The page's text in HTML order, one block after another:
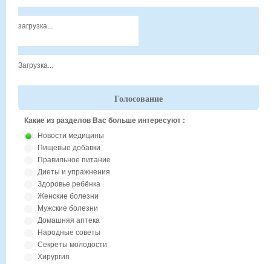
загрузка...
Загрузка...
Голосование
Какие из разделов Вас больше интересуют :
Новости медицины
Пищевые добавки
Правильное питание
Диеты и упражнения
Здоровье ребёнка
Женские болезни
Мужские болезни
Домашняя аптека
Народные советы
Секреты молодости
Хирургия